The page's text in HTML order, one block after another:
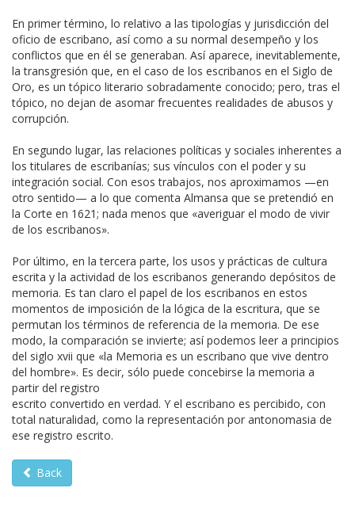
En primer término, lo relativo a las tipologías y jurisdicción del
oficio de escribano, así como a su normal desempeño y los
conflictos que en él se generaban. Así aparece, inevitablemente,
la transgresión que, en el caso de los escribanos en el Siglo de
Oro, es un tópico literario sobradamente conocido; pero, tras el
tópico, no dejan de asomar frecuentes realidades de abusos y
corrupción.
En segundo lugar, las relaciones políticas y sociales inherentes a
los titulares de escribanías; sus vínculos con el poder y su
integración social. Con esos trabajos, nos aproximamos —en
otro sentido— a lo que comenta Almansa que se pretendió en
la Corte en 1621; nada menos que «averiguar el modo de vivir
de los escribanos».
Por último, en la tercera parte, los usos y prácticas de cultura
escrita y la actividad de los escribanos generando depósitos de
memoria. Es tan claro el papel de los escribanos en estos
momentos de imposición de la lógica de la escritura, que se
permutan los términos de referencia de la memoria. De ese
modo, la comparación se invierte; así podemos leer a principios
del siglo xvii que «la Memoria es un escribano que vive dentro
del hombre». Es decir, sólo puede concebirse la memoria a
partir del registro
escrito convertido en verdad. Y el escribano es percibido, con
total naturalidad, como la representación por antonomasia de
ese registro escrito.
Back